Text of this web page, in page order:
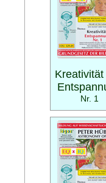
Kreativität
Nr. 1